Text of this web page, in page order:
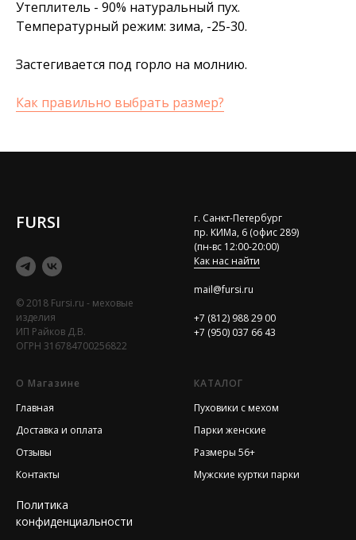
Утеплитель - 90% натуральный пух.
Температурный режим: зима, -25-30.
Застегивается под горло на молнию.
Как правильно выбрать размер?
FURSI
© 2018 Fursi.ru - меховые
изделия
ИП Райков Д.В.
ОГРН 316784700256822
г. Санкт-Петербург
пр. КИМа, 6 (офис 289)
(пн-вс 12:00-20:00)
Как нас найти
mail@fursi.ru
+7 (812) 988 29 00
+7 (950) 037 66 43
О Магазине
Главная
Доставка и оплата
Отзывы
Контакты
Политика
конфиденциальности
КАТАЛОГ
Пуховики с мехом
Парки женские
Размеры 56+
Мужские куртки парки